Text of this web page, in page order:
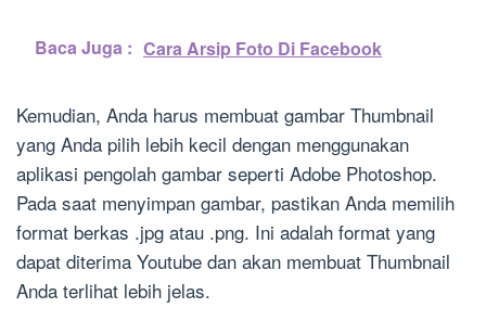
Baca Juga : Cara Arsip Foto Di Facebook
Kemudian, Anda harus membuat gambar Thumbnail
yang Anda pilih lebih kecil dengan menggunakan
aplikasi pengolah gambar seperti Adobe Photoshop.
Pada saat menyimpan gambar, pastikan Anda memilih
format berkas .jpg atau .png. Ini adalah format yang
dapat diterima Youtube dan akan membuat Thumbnail
Anda terlihat lebih jelas.